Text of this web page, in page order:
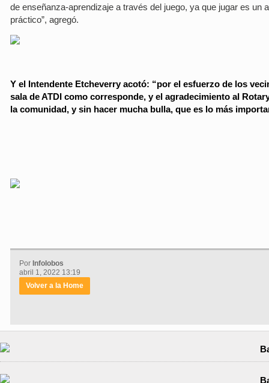
de enseñanza-aprendizaje a través del juego, ya que jugar es un
práctico”, agregó.
Y el Intendente Etcheverry acotó: “por el esfuerzo de los
sala de ATDI como corresponde, y el agradecimiento al
la comunidad, y sin hacer mucha bulla, que es lo más
Por Infolobos
abril 1, 2022 13:19
Volver a la Home